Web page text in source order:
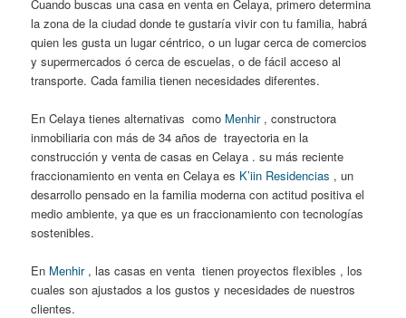
Cuando buscas una casa en venta en Celaya, primero determina
la zona de la ciudad donde te gustaría vivir con tu familia, habrá
quien les gusta un lugar céntrico, o un lugar cerca de comercios
y supermercados ó cerca de escuelas, o de fácil acceso al
transporte. Cada familia tienen necesidades diferentes.
En Celaya tienes alternativas como Menhir, constructora
inmobiliaria con más de 34 años de trayectoria en la
construcción y venta de casas en Celaya . su más reciente
fraccionamiento en venta en Celaya es K’iin Residencias , un
desarrollo pensado en la familia moderna con actitud positiva el
medio ambiente, ya que es un fraccionamiento con tecnologías
sostenibles.
En Menhir, las casas en venta tienen proyectos flexibles , los
cuales son ajustados a los gustos y necesidades de nuestros
clientes.